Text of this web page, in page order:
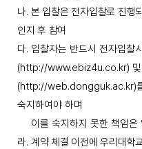
나. 본 입찰은 전자입찰로 진행
인지 후 참여
다. 입찰자는 반드시 전자입찰
(http://www.ebiz4u.co.kr)
(http://web.dongguk.ac.kr)
숙지하여야 하며
이를 숙지하지 못한 책임은
라. 계약 체결 이전에 우리대학